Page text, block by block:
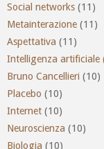
Social networks (11)
Metainterazione (11)
Aspettativa (11)
Intelligenza artificiale
Bruno Cancellieri (10)
Placebo (10)
Internet (10)
Neuroscienza (10)
Biologia (10)